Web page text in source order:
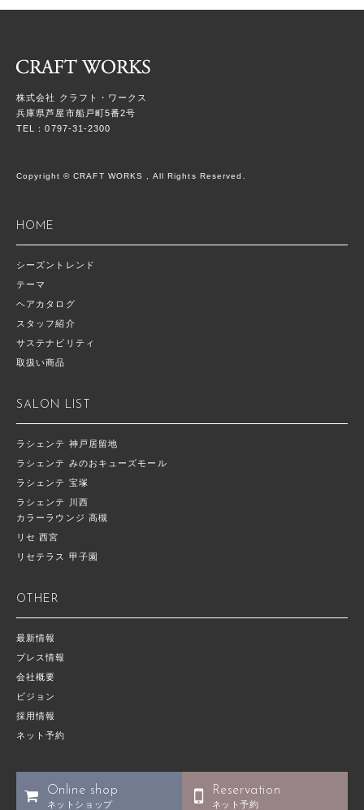
Online shop
ネットショップ
Reservation
ネット予約
株式会社 クラフト・ワークス
兵庫県芦屋市船戸町5番2号
TEL：0797-31-2300
Copyright © CRAFT WORKS , All Rights Reserved.
HOME
シーズントレンド
テーマ
ヘアカタログ
スタッフ紹介
サステナビリティ
取扱い商品
SALON LIST
ラシェンテ 神戸居留地
ラシェンテ みのおキューズモール
ラシェンテ 宝塚
ラシェンテ 川西
カラーラウンジ 高槻
リセ 西宮
リセテラス 甲子園
OTHER
最新情報
プレス情報
会社概要
ビジョン
採用情報
ネット予約